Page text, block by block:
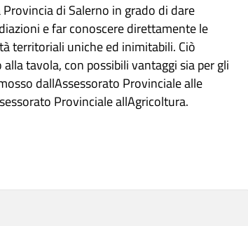
di Salerno in grado di dare
e far conoscere direttamente le
territoriali uniche ed inimitabili. Ciò
tavola, con possibili vantaggi sia per gli
dallAssessorato Provinciale alle
Provinciale allAgricoltura.